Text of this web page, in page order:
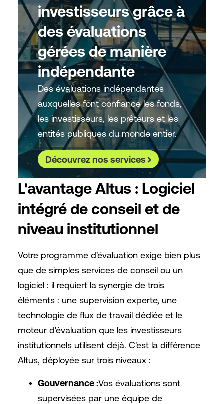
investisseurs grâce à
des évaluations
gérées de manière
indépendante
Des évaluations indépendantes
auxquelles font confiance les fonds,
les investisseurs, les prêteurs et les
entités publiques du monde entier.
Découvrez nos services
L'avantage Altus : Logiciel
intégré de conseil et de
niveau institutionnel
Votre programme d'évaluation exige bien plus
que de simples services de conseil ou un
logiciel : il requiert la synergie de trois
éléments : une supervision experte, une
technologie de flux de travail dédiée et le
moteur d'évaluation que les investisseurs
institutionnels utilisent déjà. C'est la différence
Altus, déployée sur trois niveaux :
Gouvernance :Vos évaluations sont
supervisées par une équipe de